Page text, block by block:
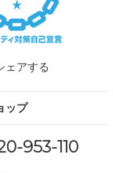
ェアする
ップ
953-110